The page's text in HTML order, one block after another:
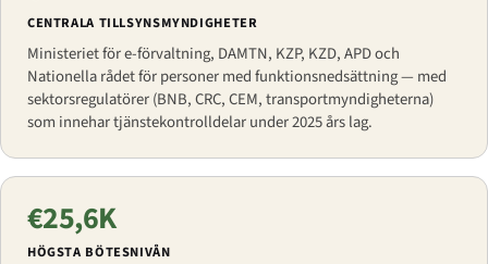
CENTRALA TILLSYNSMYNDIGHETER
Ministeriet för e-förvaltning, DAMTN, KZP, KZD, APD och
Nationella rådet för personer med funktionsnedsättning — med
sektorsregulatörer (BNB, CRC, CEM, transportmyndigheterna)
som innehar tjänstekontrolldelar under 2025 års lag.
€25,6K
HÖGSTA BÖTESNIVÅN